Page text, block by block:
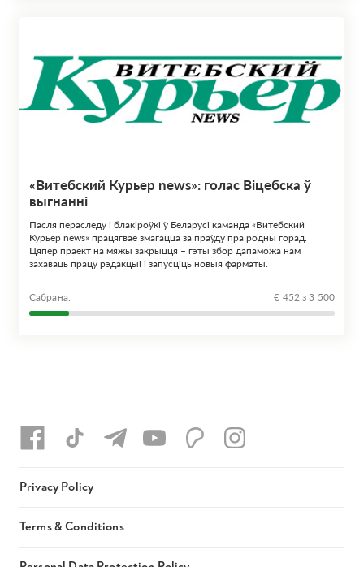
«Витебский Курьер news»: голас Віцебска ў
выгнанні
Пасля пераследу і блакіроўкі ў Беларусі каманда «Витебский
Курьер news» працягвае змагацца за праўду пра родны горад.
Цяпер праект на мяжы закрыцця – гэты збор дапаможа нам
захаваць працу рэдакцыі і запусціць новыя фарматы.
Сабрана: € 452 з 3 500
Privacy Policy
Terms & Conditions